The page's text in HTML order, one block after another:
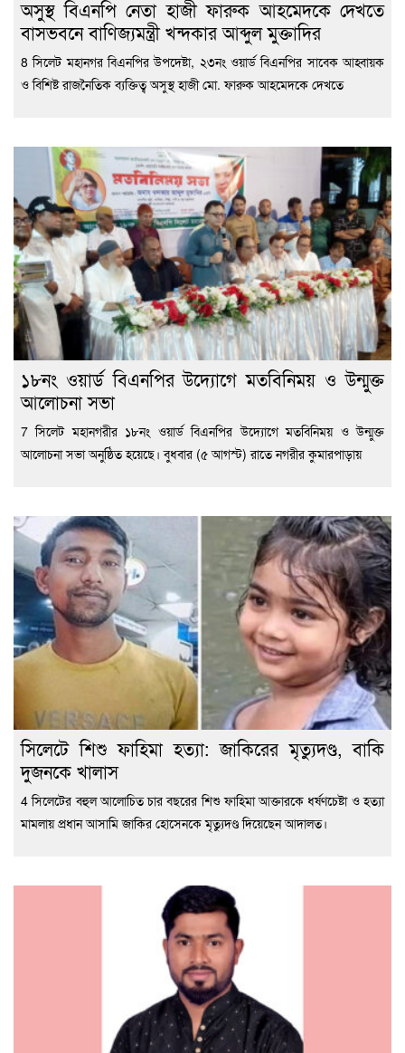
অসুস্থ বিএনপি নেতা হাজী ফারুক আহমেদকে দেখতে
বাসভবনে বাণিজ্যমন্ত্রী খন্দকার আব্দুল মুক্তাদির
8 সিলেট মহানগর বিএনপির উপদেষ্টা, ২৩নং ওয়ার্ড বিএনপির সাবেক আহ্বায়ক
ও বিশিষ্ট রাজনৈতিক ব্যক্তিত্ব অসুস্থ হাজী মো. ফারুক আহমেদকে দেখতে
১৮নং ওয়ার্ড বিএনপির উদ্যোগে মতবিনিময় ও উন্মুক্ত
আলোচনা সভা
7 সিলেট মহানগরীর ১৮নং ওয়ার্ড বিএনপির উদ্যোগে মতবিনিময় ও উন্মুক্ত
আলোচনা সভা অনুষ্ঠিত হয়েছে। বুধবার (৫ আগস্ট) রাতে নগরীর কুমারপাড়ায়
সিলেটে শিশু ফাহিমা হত্যা: জাকিরের মৃত্যুদণ্ড, বাকি
দুজনকে খালাস
4 সিলেটের বহুল আলোচিত চার বছরের শিশু ফাহিমা আক্তারকে ধর্ষণচেষ্টা ও হত্যা
মামলায় প্রধান আসামি জাকির হোসেনকে মৃত্যুদণ্ড দিয়েছেন আদালত।